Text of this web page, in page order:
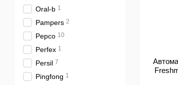
Oral-b 1
Pampers 2
Pepco 10
Perfex 1
Persil 7
Pingfong 1